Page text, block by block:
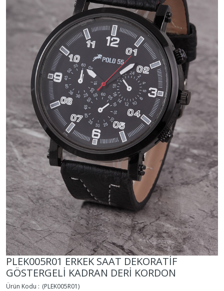
PLEK005R01 ERKEK SAAT DEKORATİF
GÖSTERGELİ KADRAN DERİ KORDON
(PLEK005R01)